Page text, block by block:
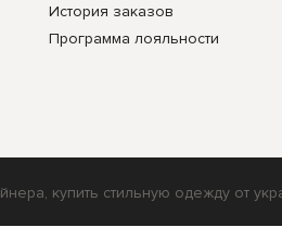
История заказов
Программа лояльности
купить стильную одежду от